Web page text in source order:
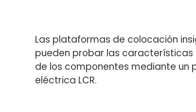
Las plataformas de colocación
pueden probar las
de los componentes mediante un
eléctrica LCR.